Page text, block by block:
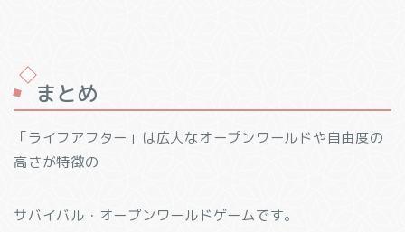
まとめ
「ライフアフター」は広大なオープンワールドや自由度の
高さが特徴の
サバイバル・オープンワールドゲームです。